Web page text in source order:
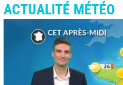
ACTUALITÉ MÉTÉO